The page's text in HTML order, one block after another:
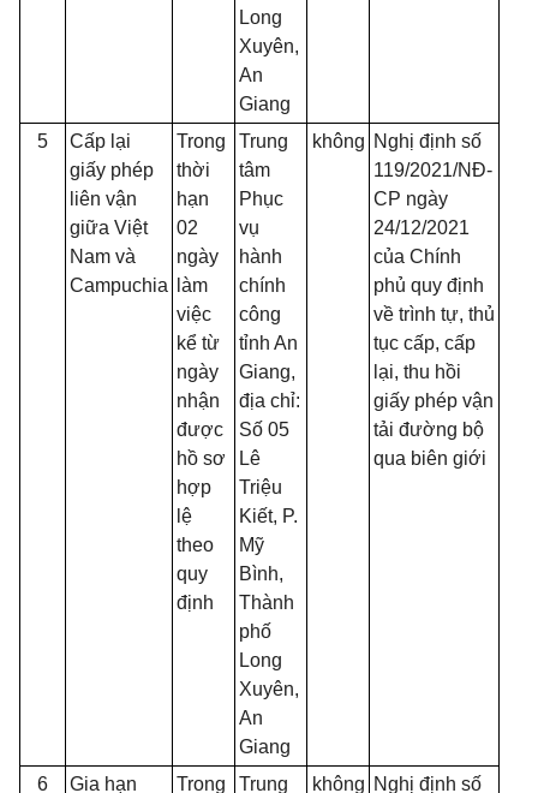
Long
Xuyên,
An
Giang
5
Cấp lại
giấy phép
liên vận
giữa Việt
Nam và
Campuchia
Trong
thời
hạn
02
ngày
làm
việc
kể từ
ngày
nhận
được
hồ sơ
hợp
lệ
theo
quy
định
Trung
tâm
Phục
vụ
hành
chính
công
tỉnh An
Giang,
địa chỉ:
Số 05
Lê
Triệu
Kiết, P.
Mỹ
Bình,
Thành
phố
Long
Xuyên,
An
Giang
không Nghị định số
119/2021/NĐ-
CP ngày
24/12/2021
của Chính
phủ quy định
về trình tự, thủ
tục cấp, cấp
lại, thu hồi
giấy phép vận
tải đường bộ
qua biên giới
6
Gia hạn
Trong
Trung
không Nghị định số